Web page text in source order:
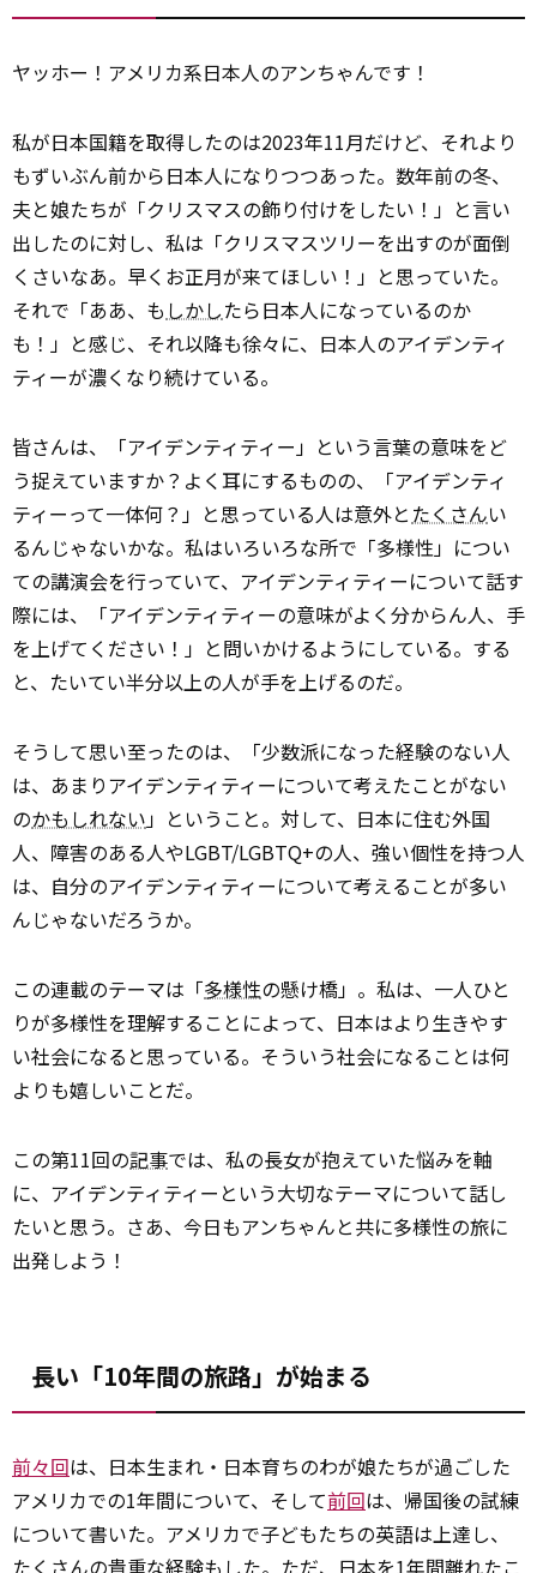
ヤッホー！アメリカ系日本人のアンちゃんです！
私が日本国籍を取得したのは2023年11月だけど、それより
もずいぶん前から日本人になりつつあった。数年前の冬、
夫と娘たちが「クリスマスの飾り付けをしたい！」と言い
出したのに対し、私は「クリスマスツリーを出すのが面倒
くさいなあ。早くお正月が来てほしい！」と思っていた。
それで「ああ、も しかしたら日本人になっているのか
も！」と感じ、それ以降も徐々に、日本人のアイデンティ
ティーが濃くなり続けている。
皆さんは、「アイデンティティー」という言葉の意味をど
う捉えていますか？よく耳にするものの、「アイデンティ
ティーって一体何？」と思っている人は意外と たくさんい
るんじゃないかな。私はいろいろな所で「多様性」につい
ての講演会を行っていて、アイデンティティーについて話す
際には、「アイデンティティーの意味がよく分からん人、手
を上げてください！」と問いかけるようにしている。する
と、たいてい半分以上の人が手を上げるのだ。
そうして思い至ったのは、「少数派になった経験のない人
は、あまりアイデンティティーについて考えたことがない
のかもしれない」ということ。対して、日本に住む外国
人、障害のある人やLGBT/LGBTQ+の人、強い個性を持つ人
は、自分のアイデンティティーについて考えることが多い
んじゃないだろうか。
この連載のテーマは「多様性の懸け橋」。私は、一人ひと
りが多様性を理解することによって、日本はより生きやす
い社会になると思っている。そういう社会になることは何
よりも嬉しいことだ。
この第11回の記事では、私の長女が抱えていた悩みを軸
に、アイデンティティーという大切なテーマについて話し
たいと思う。さあ、今日もアンちゃんと共に多様性の旅に
出発しよう！
長い「10年間の旅路」が始まる
前々回は、日本生まれ・日本育ちのわが娘たちが過ごした
アメリカでの1年間について、そして前回は、帰国後の試練
について書いた。アメリカで子どもたちの英語は上達し、
たくさんの貴重な経験もした。ただ、日本を1年間離れたこ